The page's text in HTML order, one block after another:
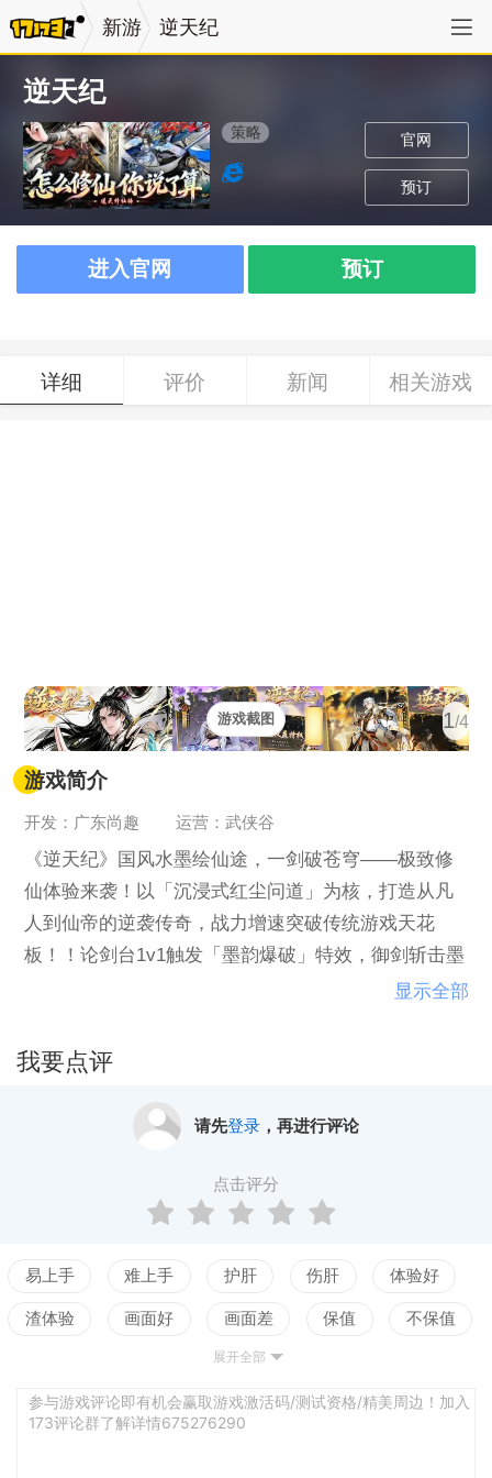
新游 逆天纪
逆天纪
官网
预订
策略
进入官网 预订
详细 评价 新闻 相关游戏
1/4
游戏截图
游戏简介
开发：广东尚趣 运营：武侠谷
《逆天纪》国风水墨绘仙途，一剑破苍穹——极致修
仙体验来袭！以「沉浸式红尘问道」为核，打造从凡
人到仙帝的逆袭传奇，战力增速突破传统游戏天花
板！！论剑台1v1触发「墨韵爆破」特效，御剑斩击墨
痕飞溅成山河图，击杀对手化作水墨消散；跨服仙魔
撞，雷云金光炸开千层涟漪，渡劫时「九霄雷劫」具
门初开」震撼CG！轮回白玉京，红尘历劫，修天道，
斩邪魔，一剑开天门，纵横三界筑就长生大道！
显示全部
我要点评
请先登录，再进行评论
点击评分
易上手 难上手 护肝 伤肝 体验好
渣体验 画面好 画面差 保值 不保值
测试
展开全部
参与游戏评论即有机会赢取游戏激活码/测试资格/精美周边！加入
173评论群了解详情675276290